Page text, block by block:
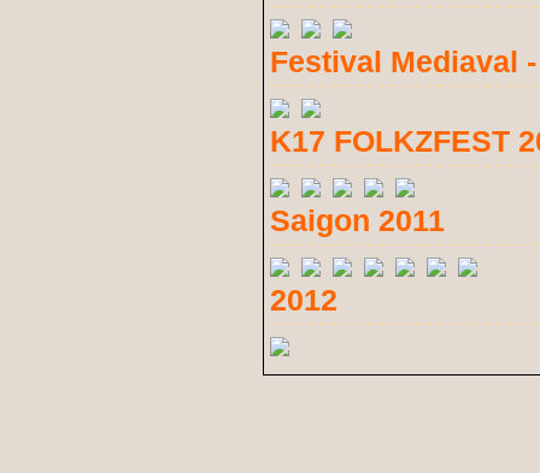
Festival Mediaval
K17 FOLKZFEST
Saigon 2011
2012